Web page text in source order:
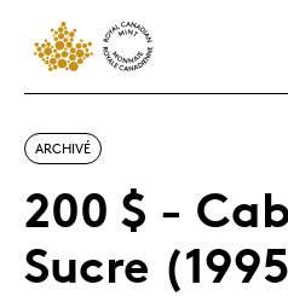
ARCHIVÉ
200 $ -
Sucre